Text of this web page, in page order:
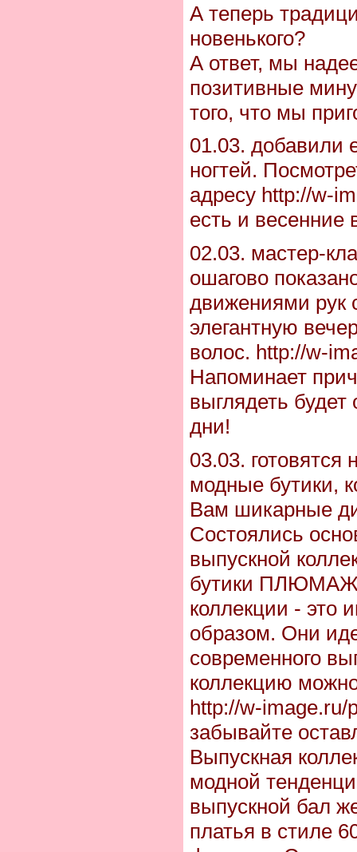
А теперь
новенького?
А ответ, мы
позитивные
того, что мы
01.03. добавили
ногтей.
адресу http://w-
есть и весенние
02.03. мастер-
ошагово
движениями рук
элегантную
волос. http://w-
Напоминает
выглядеть
дни!
03.03.
модные бутики,
Вам шикарные
Состоялись
выпускной
бутики ПЛЮМАЖ.
коллекции - это
образом. Они
современного
коллекцию
http://w-image.ru/
забывайте
Выпускная
модной
выпускной бал
платья в стиле